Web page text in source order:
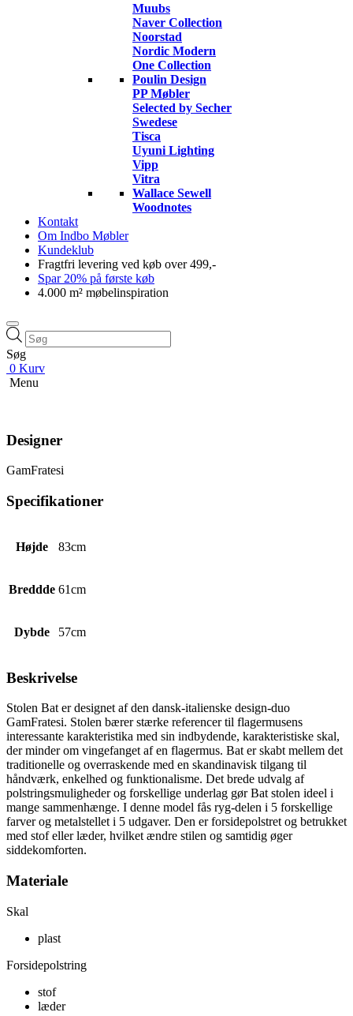
Muubs
Naver Collection
Noorstad
Nordic Modern
One Collection
Poulin Design
PP Møbler
Selected by Secher
Swedese
Tisca
Uyuni Lighting
Vipp
Vitra
Wallace Sewell
Woodnotes
Kontakt
Om Indbo Møbler
Kundeklub
Fragtfri levering ved køb over 499,-
Spar 20% på første køb
4.000 m² møbelinspiration
Products
search
Søg
0 Kurv
Menu
Designer
GamFratesi
Specifikationer
Højde 83cm
Breddde 61cm
Dybde 57cm
Beskrivelse
Stolen Bat er designet af den dansk-italienske design-duo
GamFratesi. Stolen bærer stærke referencer til flagermusens
interessante karakteristika med sin indbydende, karakteristiske skal,
der minder om vingefanget af ​​en flagermus. Bat er skabt mellem det
traditionelle og overraskende med en skandinavisk tilgang til
håndværk, enkelhed og funktionalisme. Det brede udvalg af
polstringsmuligheder og forskellige underlag gør Bat stolen ideel i
mange sammenhænge. I denne model fås ryg-delen i 5 forskellige
farver og metalstellet i 5 udgaver. Den er forsidepolstret og betrukket
med stof eller læder, hvilket ændre stilen og samtidig øger
siddekomforten.
Materiale
Skal
plast
Forsidepolstring
stof
læder